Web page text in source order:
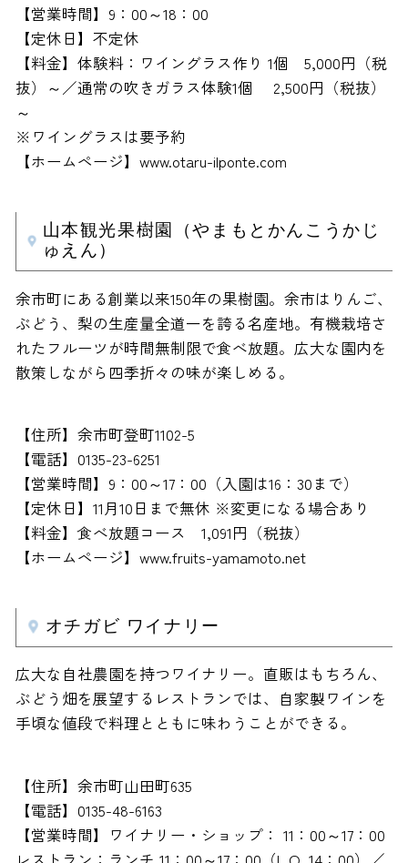
【営業時間】9：00～18：00
【定休日】不定休
【料金】体験料：ワイングラス作り 1個 5,000円（税
抜）～／通常の吹きガラス体験1個 2,500円（税抜）
～
※ワイングラスは要予約
【ホームページ】www.otaru-ilponte.com
山本観光果樹園（やまもとかんこうかじ
ゅえん）
余市町にある創業以来150年の果樹園。余市はりんご、
ぶどう、梨の生産量全道一を誇る名産地。有機栽培さ
れたフルーツが時間無制限で食べ放題。広大な園内を
散策しながら四季折々の味が楽しめる。
【住所】余市町登町1102-5
【電話】0135-23-6251
【営業時間】9：00～17：00（入園は16：30まで）
【定休日】11月10日まで無休 ※変更になる場合あり
【料金】食べ放題コース 1,091円（税抜）
【ホームページ】www.fruits-yamamoto.net
オチガビ ワイナリー
広大な自社農園を持つワイナリー。直販はもちろん、
ぶどう畑を展望するレストランでは、自家製ワインを
手頃な値段で料理とともに味わうことができる。
【住所】余市町山田町635
【電話】0135-48-6163
【営業時間】ワイナリー・ショップ： 11：00～17：00